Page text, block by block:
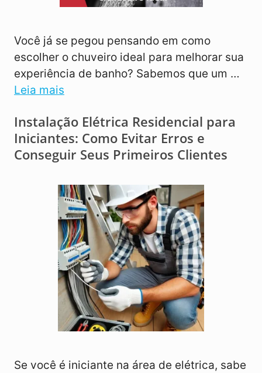
Você já se pegou pensando em como
escolher o chuveiro ideal para melhorar sua
experiência de banho? Sabemos que um …
Leia mais
Instalação Elétrica Residencial para
Iniciantes: Como Evitar Erros e
Conseguir Seus Primeiros Clientes
Se você é iniciante na área de elétrica, sabe